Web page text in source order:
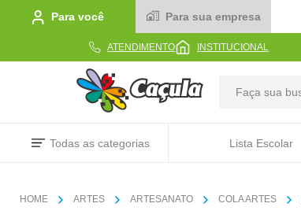
Para você Para sua empresa
ATENDIMENTO INSTITUCIONAL
Todas as categorias Lista Escolar
ARTES ARTESANATO COLA ARTES
TERMOS MAIS BUSCADOS